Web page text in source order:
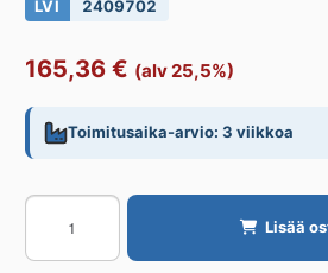
LVI 2409702
165,36 € (alv 25,5%)
Toimitusaika-arvio: 3 viikkoa
Kaksoishaarayhde
PP
Lisää